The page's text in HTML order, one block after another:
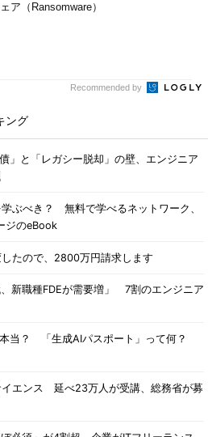
ア（Ransomware）
Recommended by
ング
」と「レガシー脱却」の壁、エンジニア
ぶべき？ 無料で学べるネットワーク、
ジのeBook
たので、2800万円請求します
、新職種FDEが需要増」 7割のエンジニア
本当？ 「生成AIパスポート」って何？
イエンス 延べ23万人が受講、総務省が募